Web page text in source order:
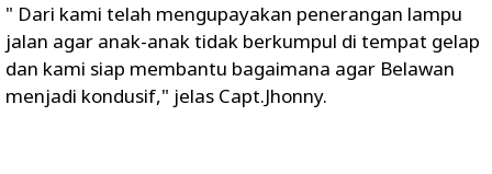
" Dari kami telah mengupayakan penerangan lampu
jalan agar anak-anak tidak berkumpul di tempat gelap
dan kami siap membantu bagaimana agar Belawan
menjadi kondusif," jelas Capt.Jhonny.